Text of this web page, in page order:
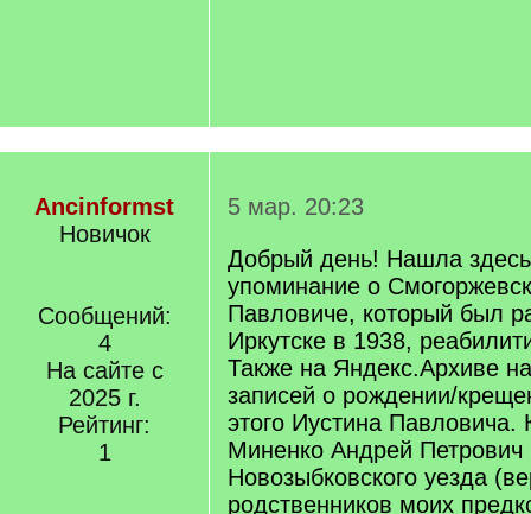
Ancinformst
Новичок
Сообщений:
4
На сайте с
2025 г.
Рейтинг:
1
5 мар. 20:23
Добрый день! Нашла
упоминание о
Павловиче, который был
Иркутске в 1938,
Также на Яндекс.Архиве
записей о рождении/
этого Иустина
Миненко Андрей Петрович
Новозыбковского уезда
родственников моих